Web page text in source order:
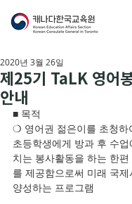
제25기 TaLK 영어
안내
2020년 3월 26일
■ 목적
❍ 영어권 젊은이를 초청하
초등학생에게 방과 후 수
치는 봉사활동을 하는 한
를 제공함으로써 미래 국
양성하는 프로그램